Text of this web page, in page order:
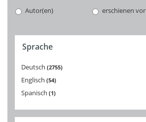
Autor(en)
erschienen vor
Sprache
Deutsch 2755
Englisch 54
Spanisch 1